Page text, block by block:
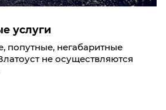
услуги
негабаритные
не осуществляются